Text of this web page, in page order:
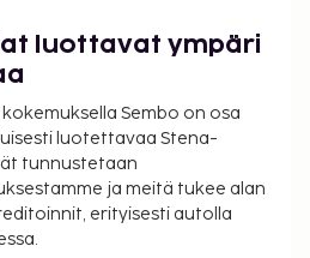
luottavat ympäri
Sembo on osa
luotettavaa Stena-
tunnustetaan
ja meitä tukee alan
erityisesti autolla